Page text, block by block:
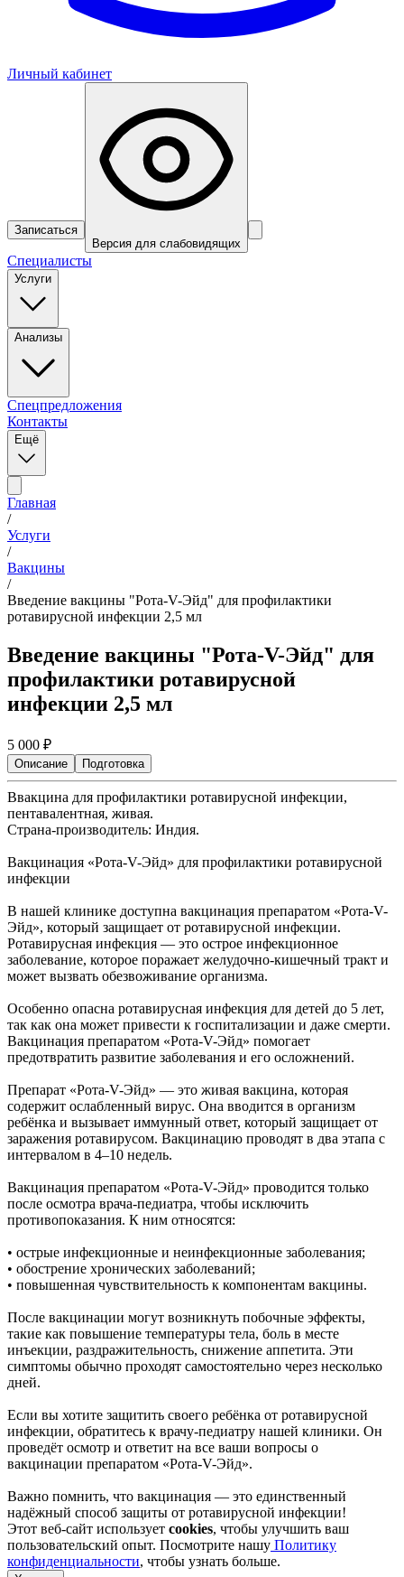
Личный кабинет
Записаться
Версия для слабовидящих
Специалисты
Услуги
Анализы
Спецпредложения
Контакты
Ещё
Главная
/
Услуги
/
Вакцины
/
Введение вакцины "Рота-V-Эйд" для профилактики
ротавирусной инфекции 2,5 мл
Введение вакцины "Рота-V-Эйд" для
профилактики ротавирусной
инфекции 2,5 мл
5 000 ₽
Описание Подготовка
Ввакцина для профилактики ротавирусной инфекции,
пентавалентная, живая.
Страна-производитель: Индия.
Вакцинация «Рота-V-Эйд» для профилактики ротавирусной
инфекции
В нашей клинике доступна вакцинация препаратом «Рота-V-
Эйд», который защищает от ротавирусной инфекции.
Ротавирусная инфекция — это острое инфекционное
заболевание, которое поражает желудочно-кишечный тракт и
может вызвать обезвоживание организма.
Особенно опасна ротавирусная инфекция для детей до 5 лет,
так как она может привести к госпитализации и даже смерти.
Вакцинация препаратом «Рота-V-Эйд» помогает
предотвратить развитие заболевания и его осложнений.
Препарат «Рота-V-Эйд» — это живая вакцина, которая
содержит ослабленный вирус. Она вводится в организм
ребёнка и вызывает иммунный ответ, который защищает от
заражения ротавирусом. Вакцинацию проводят в два этапа с
интервалом в 4–10 недель.
Вакцинация препаратом «Рота-V-Эйд» проводится только
после осмотра врача-педиатра, чтобы исключить
противопоказания. К ним относятся:
• острые инфекционные и неинфекционные заболевания;
• обострение хронических заболеваний;
• повышенная чувствительность к компонентам вакцины.
После вакцинации могут возникнуть побочные эффекты,
такие как повышение температуры тела, боль в месте
инъекции, раздражительность, снижение аппетита. Эти
симптомы обычно проходят самостоятельно через несколько
дней.
Если вы хотите защитить своего ребёнка от ротавирусной
инфекции, обратитесь к врачу-педиатру нашей клиники. Он
проведёт осмотр и ответит на все ваши вопросы о
вакцинации препаратом «Рота-V-Эйд».
Важно помнить, что вакцинация — это единственный
надёжный способ защиты от ротавирусной инфекции!
Этот веб-сайт использует cookies, чтобы улучшить ваш
пользовательский опыт. Посмотрите нашу Политику
конфиденциальности, чтобы узнать больше.